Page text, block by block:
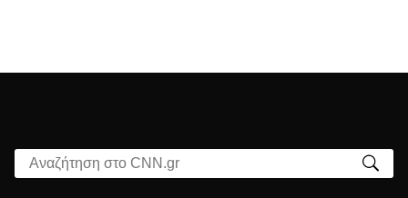
Αναζήτηση στο CNN.gr